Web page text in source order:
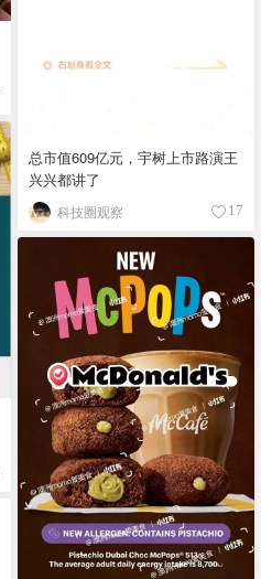
总市值609亿元，宇树上市路演王
兴兴都讲了
科技圈观察 17